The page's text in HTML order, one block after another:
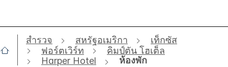
สำรวจ สหรัฐอเมริกา
เท็กซัส
ฟอร์ตเวิร์ท
คิมป์ตัน โฮเต็ล
Harper Hotel
ห้องพัก